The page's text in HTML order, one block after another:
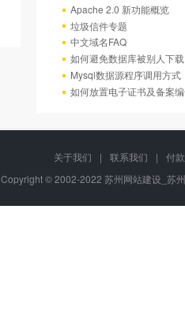
Apache 2.0 新功能概览
垃圾信件专题
中文域名FAQ
如何避免数据库被别人下
Mysql数据源程序调用方
如何放置电子证书及备案
关于我们 | 联系我们 |
付
Copyright © 2002-2022 苏州网站建设_